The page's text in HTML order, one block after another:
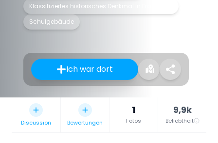
Klassifiziertes historisches Denkmal in Frankreich
Schulgebäude
Ich war dort
Discussion Bewertungen
1
Fotos
9,9k
Beliebtheit